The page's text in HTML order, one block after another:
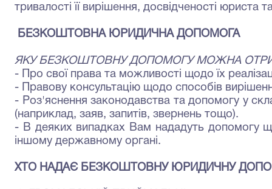
тривалості її вирішення, досвідченості юрис­та
БЕЗКОШТОВНА ЮРИДИЧНА ДОПОМОГА
ЯКУ БЕЗКОШТОВНУ ДОПОМОГУ МОЖНА
-
Про свої права та можливості щодо їх
- Правову консультацію щодо способів
- Роз'яснення законодавства та допомогу у
(наприклад, заяв, за­питів, звернень тощо).
- В деяких випадках Вам нададуть допомогу
іншому державному органі.
ХТО НАДАЄ БЕЗКОШТОВНУ ЮРИДИЧНУ